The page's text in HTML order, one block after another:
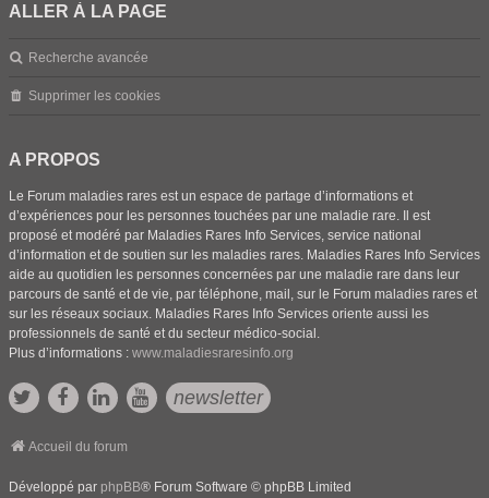
ALLER À LA PAGE
Recherche avancée
Supprimer les cookies
A PROPOS
Le Forum maladies rares est un espace de partage d’informations et
d’expériences pour les personnes touchées par une maladie rare. Il est
proposé et modéré par Maladies Rares Info Services, service national
d’information et de soutien sur les maladies rares. Maladies Rares Info Services
aide au quotidien les personnes concernées par une maladie rare dans leur
parcours de santé et de vie, par téléphone, mail, sur le Forum maladies rares et
sur les réseaux sociaux. Maladies Rares Info Services oriente aussi les
professionnels de santé et du secteur médico-social.
Plus d’informations : www.maladiesraresinfo.org
newsletter
Accueil du forum
Développé par phpBB® Forum Software © phpBB Limited